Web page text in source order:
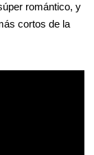
romántico, y
cortos de la